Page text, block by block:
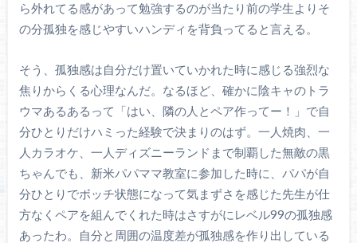
ら外れてる感があって勉強するのが当たり前の学生よりそ
の分孤独を感じやすいハンディを背負ってると言える。
そう、孤独感は自分だけ置いていかれた時に感じる強烈な
焦りからくる心理なんだ。なるほど、確かに陰キャのトラ
ウマあるあるって「はい、隣の人とペア作ってー！」で自
分ひとりだけハミった経験で決まりのはず。一人焼肉、一
人カラオケ、一人ディズニーランドまで制覇した無敵の黒
ちゃんでも、新米パパママ教室に参加した時に、パパが自
分ひとりでボッチ状態になって気まずさを感じた先生が仕
方なくペアを組んでくれた時はさすがにレベル99の孤独感
あったわ。自分と周囲の温度差が孤独感を作り出している